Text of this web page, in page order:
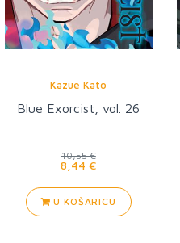
Kazue Kato
Blue Exorcist, vol. 26
10,55 €
8,44 €
U KOŠARICU